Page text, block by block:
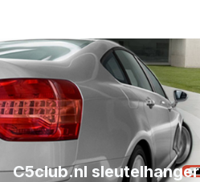
C5club.nl sleutelhanger